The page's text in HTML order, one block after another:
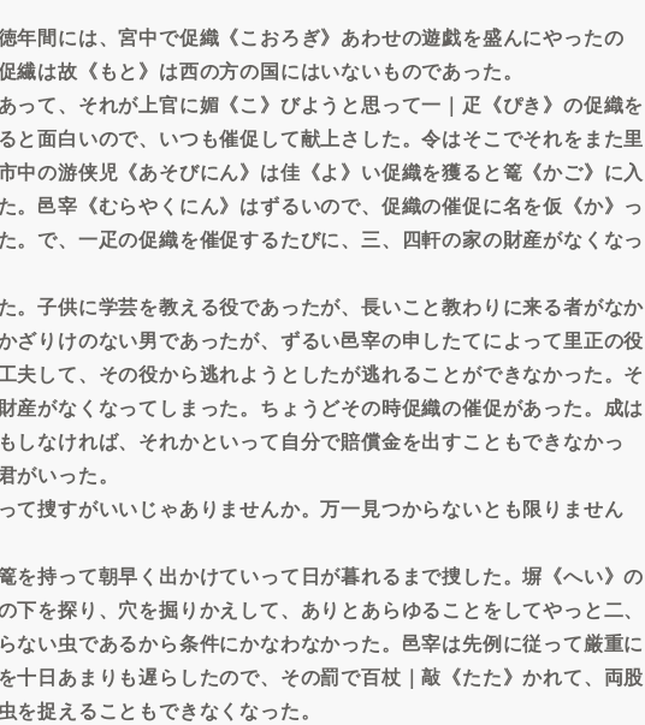
年間には、宮中で促織《こおろぎ》あわせの遊戯を盛んにやったの
は故《もと》は西の方の国にはいないものであった。
て、それが上官に媚《こ》びようと思って一｜疋《ぴき》の促織を
と面白いので、いつも催促して献上さした。令はそこでそれをまた里
中の游侠児《あそびにん》は佳《よ》い促織を獲ると篭《かご》に入
。邑宰《むらやくにん》はずるいので、促織の催促に名を仮《か》っ
。で、一疋の促織を催促するたびに、三、四軒の家の財産がなくなっ
。子供に学芸を教える役であったが、長いこと教わりに来る者がなか
ざりけのない男であったが、ずるい邑宰の申したてによって里正の役
夫して、その役から逃れようとしたが逃れることができなかった。そ
産がなくなってしまった。ちょうどその時促織の催促があった。成は
しなければ、それかといって自分で賠償金を出すこともできなかっ
がいった。
て捜すがいいじゃありませんか。万一見つからないとも限りません
持って朝早く出かけていって日が暮れるまで捜した。塀《へい》の
を探り、穴を掘りかえして、ありとあらゆることをしてやっと二、
ない虫であるから条件にかなわなかった。邑宰は先例に従って厳重に
十日あまりも遅らしたので、その罰で百杖｜敲《たた》かれて、両股
捉えることもできなくなった。